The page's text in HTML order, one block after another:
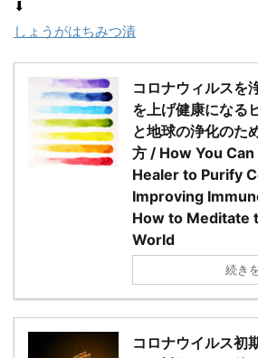
⬇︎
しょうがはちみつ漬
コロナウィルスを
を上げ健康になる
と地球の浄化のた
方 / How You
Healer to Purify
Improving
How to Meditate
World
続き
コロナウイルス初